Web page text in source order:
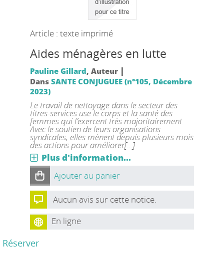
Article : texte imprimé
Aides ménagères en lutte
Pauline Gillard, Auteur |
Dans SANTE CONJUGUEE (n°105, Décembre
2023)
Le travail de nettoyage dans le secteur des
titres-services use le corps et la santé des
femmes qui l’exercent très majoritairement.
Avec le soutien de leurs organisations
syndicales, elles mènent depuis plusieurs mois
des actions pour améliorer[...]
Plus d'information...
Ajouter au panier
Aucun avis sur cette notice.
En ligne
Réserver